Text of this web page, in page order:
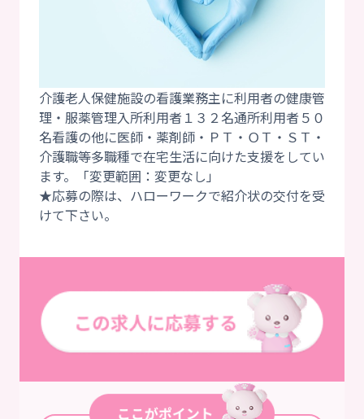
介護老人保健施設の看護業務主に利用者の健康管
理・服薬管理入所利用者１３２名通所利用者５０
名看護の他に医師・薬剤師・ＰＴ・ＯＴ・ＳＴ・
介護職等多職種で在宅生活に向けた支援をしてい
ます。「変更範囲：変更なし」
★応募の際は、ハローワークで紹介状の交付を受